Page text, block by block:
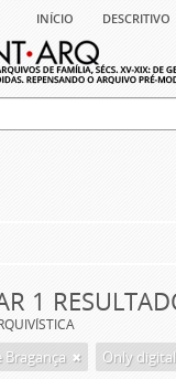
início descritivo
1
Bragança
Only